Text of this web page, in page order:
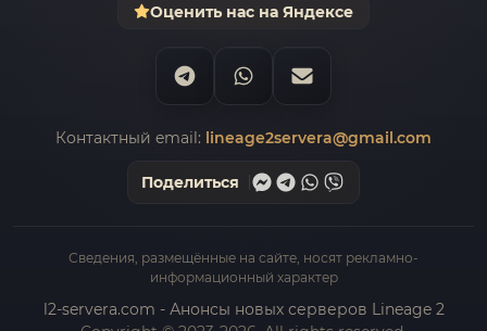
Оценить нас на Яндексе
Контактный email: lineage2servera@gmail.com
Поделиться
Сведения, размещённые на сайте, носят рекламно-
информационный характер
l2-servera.com - Анонсы новых серверов Lineage 2